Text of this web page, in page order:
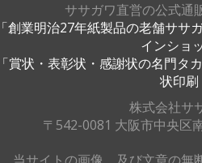
ササガワ直営の公式通
創業明治27年紙製品の老舗ササ
インショ
賞状・表彰状・感謝状の名門タ
状印刷
株式会社サ
〒542-0081 大阪市中央区